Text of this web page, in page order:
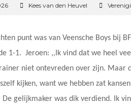
Kees van den Heuvel
punt was van Veensche Boys bij
1-1. Jeroen: ,,Ik vind dat we heel
niet ontevreden over zijn. Maar
kijken, want we hebben zat
gelijkmaker was dik verdiend. Ik